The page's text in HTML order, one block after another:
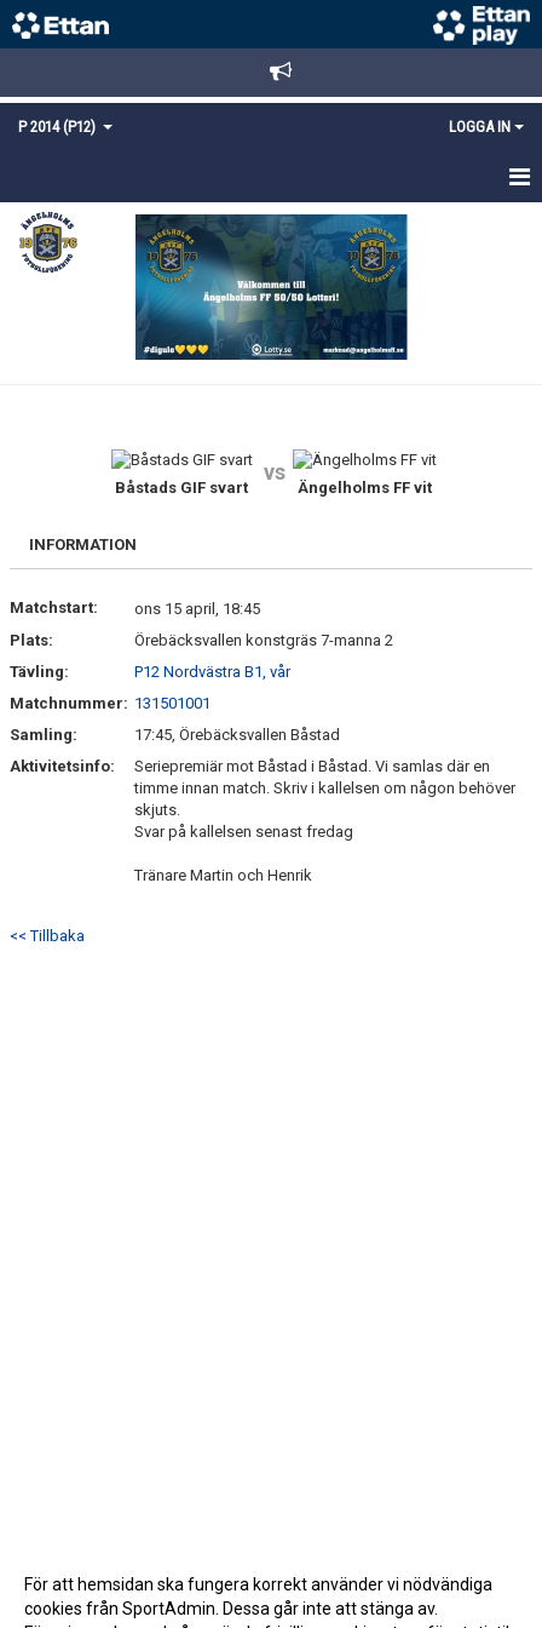
P 2014 (P12) LOGGA IN
HEM
NYHETER
KONTAKT
Båstads GIF svart
vs
Ängelholms FF vit
INFORMATION
Matchstart:
ons 15 april, 18:45
Plats:
Örebäcksvallen konstgräs 7-manna 2
Tävling:
P12 Nordvästra B1, vår
Matchnummer: 131501001
Samling:
17:45, Örebäcksvallen Båstad
Aktivitetsinfo:
Seriepremiär mot Båstad i Båstad. Vi samlas där en
timme innan match. Skriv i kallelsen om någon behöver
skjuts.
Svar på kallelsen senast fredag
Tränare Martin och Henrik
<< Tillbaka
För att hemsidan ska fungera korrekt använder vi nödvändiga
cookies från SportAdmin. Dessa går inte att stänga av.